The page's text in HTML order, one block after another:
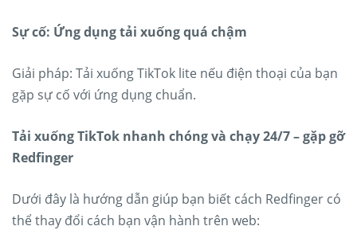
Sự cố: Ứng dụng tải xuống quá chậm
Giải pháp: Tải xuống TikTok lite nếu điện thoại của bạn
gặp sự cố với ứng dụng chuẩn.
Tải xuống TikTok nhanh chóng và chạy 24/7 – gặp gỡ
Redfinger
Dưới đây là hướng dẫn giúp bạn biết cách Redfinger có
thể thay đổi cách bạn vận hành trên web: